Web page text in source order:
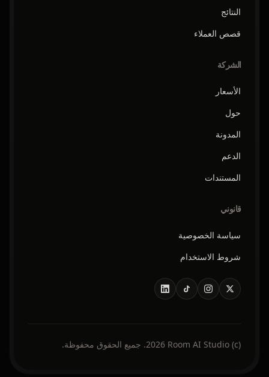
النتائج
قصص العملاء
الشركة
الأسعار
حول
المدونة
الدعم
المستندات
قانوني
سياسة الخصوصية
شروط الاستخدام
(c) 2026 Room AI Studio. جميع الحقوق محفوظة.